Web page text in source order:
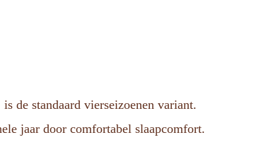
de standaard vierseizoenen variant.
jaar door comfortabel slaapcomfort.